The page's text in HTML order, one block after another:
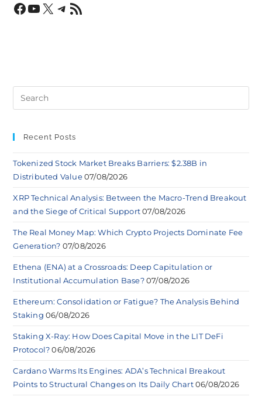
Recent Posts
Tokenized Stock Market Breaks Barriers: $2.38B in
Distributed Value 07/08/2026
XRP Technical Analysis: Between the Macro-Trend Breakout
and the Siege of Critical Support 07/08/2026
The Real Money Map: Which Crypto Projects Dominate Fee
Generation? 07/08/2026
Ethena (ENA) at a Crossroads: Deep Capitulation or
Institutional Accumulation Base? 07/08/2026
Ethereum: Consolidation or Fatigue? The Analysis Behind
Staking 06/08/2026
Staking X-Ray: How Does Capital Move in the LIT DeFi
Protocol? 06/08/2026
Cardano Warms Its Engines: ADA’s Technical Breakout
Points to Structural Changes on Its Daily Chart 06/08/2026